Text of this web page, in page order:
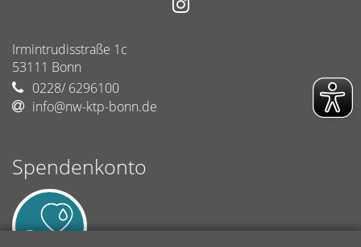
Irmintrudisstraße 1c
53111 Bonn
0228/ 6296100
info@nw-ktp-bonn.de
Spendenkonto